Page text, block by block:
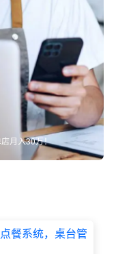
月入30万！
餐系统，桌台管